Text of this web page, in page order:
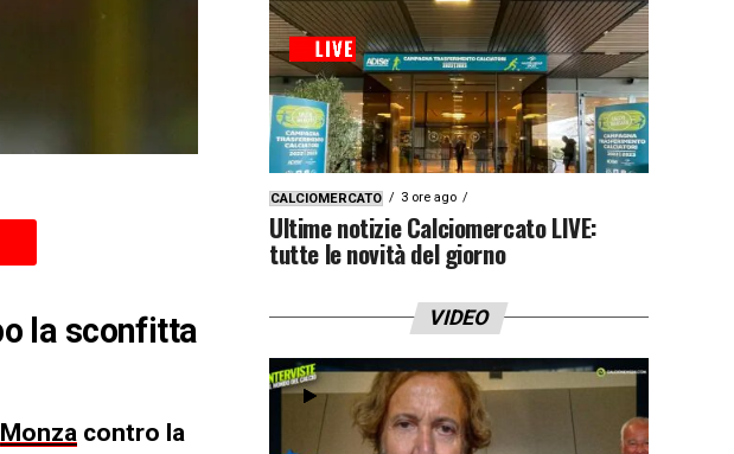
la sconfitta
Monza contro la
CALCIOMERCATO 3 ore ago
Ultime notizie Calciomercato LIVE:
tutte le novità del giorno
VIDEO